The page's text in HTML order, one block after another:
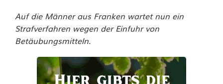
c
h
Auf die Männer aus Franken wartet nun ein
Strafverfahren wegen der Einfuhr von
Betäubungsmitteln.